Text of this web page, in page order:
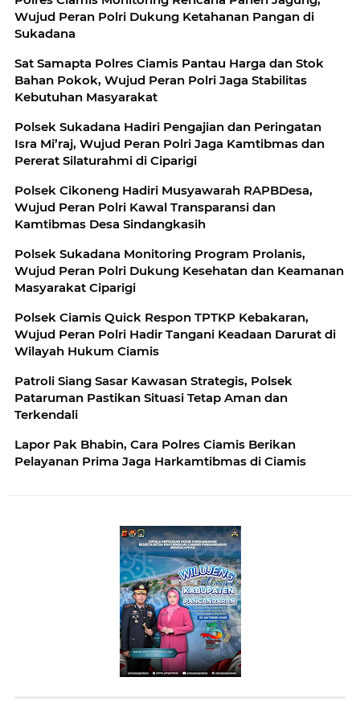
Wujud Peran Polri Dukung Ketahanan Pangan di
Sukadana
Sat Samapta Polres Ciamis Pantau Harga dan Stok
Bahan Pokok, Wujud Peran Polri Jaga Stabilitas
Kebutuhan Masyarakat
Polsek Sukadana Hadiri Pengajian dan Peringatan
Isra Mi’raj, Wujud Peran Polri Jaga Kamtibmas dan
Pererat Silaturahmi di Ciparigi
Polsek Cikoneng Hadiri Musyawarah RAPBDesa,
Wujud Peran Polri Kawal Transparansi dan
Kamtibmas Desa Sindangkasih
Polsek Sukadana Monitoring Program Prolanis,
Wujud Peran Polri Dukung Kesehatan dan Keamanan
Masyarakat Ciparigi
Polsek Ciamis Quick Respon TPTKP Kebakaran,
Wujud Peran Polri Hadir Tangani Keadaan Darurat di
Wilayah Hukum Ciamis
Patroli Siang Sasar Kawasan Strategis, Polsek
Pataruman Pastikan Situasi Tetap Aman dan
Terkendali
Lapor Pak Bhabin, Cara Polres Ciamis Berikan
Pelayanan Prima Jaga Harkamtibmas di Ciamis